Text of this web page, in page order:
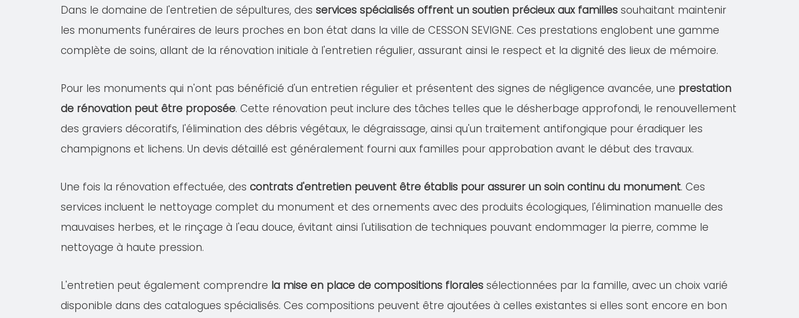
Dans le domaine de l'entretien de sépultures, des services spécialisés offrent un soutien précieux aux familles souhaitant maintenir
les monuments funéraires de leurs proches en bon état dans la ville de CESSON SEVIGNE. Ces prestations englobent une gamme
complète de soins, allant de la rénovation initiale à l'entretien régulier, assurant ainsi le respect et la dignité des lieux de mémoire.
Pour les monuments qui n'ont pas bénéficié d'un entretien régulier et présentent des signes de négligence avancée, une prestation
de rénovation peut être proposée. Cette rénovation peut inclure des tâches telles que le désherbage approfondi, le renouvellement
des graviers décoratifs, l'élimination des débris végétaux, le dégraissage, ainsi qu'un traitement antifongique pour éradiquer les
champignons et lichens. Un devis détaillé est généralement fourni aux familles pour approbation avant le début des travaux.
Une fois la rénovation effectuée, des contrats d'entretien peuvent être établis pour assurer un soin continu du monument. Ces
services incluent le nettoyage complet du monument et des ornements avec des produits écologiques, l'élimination manuelle des
mauvaises herbes, et le rinçage à l'eau douce, évitant ainsi l'utilisation de techniques pouvant endommager la pierre, comme le
nettoyage à haute pression.
L'entretien peut également comprendre la mise en place de compositions florales sélectionnées par la famille, avec un choix varié
disponible dans des catalogues spécialisés. Ces compositions peuvent être ajoutées à celles existantes si elles sont encore en bon